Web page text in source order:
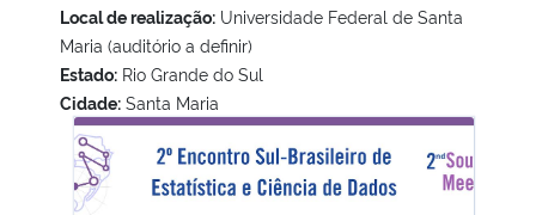
Ministério da Ciência, Tecnologia, Inovações e Comunicações
Ministério do Meio Ambiente
Ministério do Turismo
Local de realização: Universidade Federal de Santa
Maria (auditório a definir)
Estado: Rio Grande do Sul
Cidade: Santa Maria
2º Encontro Sul-Brasileiro de Estatística e Ciência de